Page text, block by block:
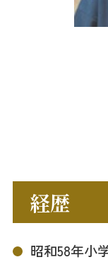
経歴
昭和58年小